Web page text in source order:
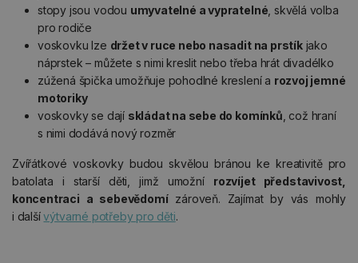
stopy jsou vodou umyvatelné a vypratelné , skvělá volba
pro rodiče
voskovku lze držet v ruce nebo nasadit na prstíkjako
náprstek – můžete s nimi kreslit nebo třeba hrát divadélko
zúžená špička umožňuje pohodlné kreslení a rozvoj jemné
motoriky
voskovky se dají skládat na sebe do komínků , což hraní
s nimi dodává nový rozměr
Zvířátkové voskovky budou skvělou bránou ke kreativitě pro
batolata i starší děti, jimž umožní rozvíjet představivost,
koncentraci a sebevědomízároveň. Zajímat by vás mohly
i dalšívýtvarné potřeby pro děti.